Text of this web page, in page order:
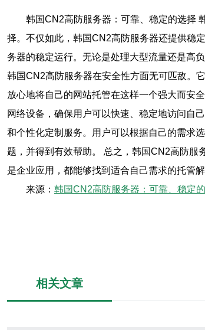
韩国CN2高防服务器：可靠、稳定的选择
择。不仅如此，韩国CN2高防服务器还提供稳
务器的稳定运行。无论是处理大型流量还是高
韩国CN2高防服务器在安全性方面无可匹敌。
放心地将自己的网站托管在这样一个强大而安
网络设备，确保用户可以快速、稳定地访问自
和个性化定制服务。用户可以根据自己的需求
题，并得到有效帮助。 总之，韩国CN2高防服
是企业应用，都能够找到适合自己需求的托管
来源： 韩国CN2高防服务器：可靠、稳定
相关文章